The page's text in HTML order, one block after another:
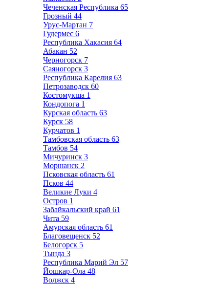
Чеченская Республика 65
Грозный 44
Урус-Мартан 7
Гудермес 6
Республика Хакасия 64
Абакан 52
Черногорск 7
Саяногорск 3
Республика Карелия 63
Петрозаводск 60
Костомукша 1
Кондопога 1
Курская область 63
Курск 58
Курчатов 1
Тамбовская область 63
Тамбов 54
Мичуринск 3
Моршанск 2
Псковская область 61
Псков 44
Великие Луки 4
Остров 1
Забайкальский край 61
Чита 59
Амурская область 61
Благовещенск 52
Белогорск 5
Тында 3
Республика Марий Эл 57
Йошкар-Ола 48
Волжск 4